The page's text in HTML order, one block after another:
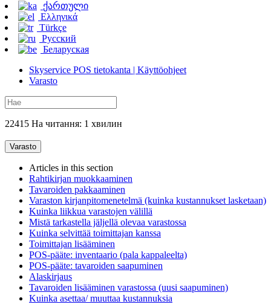
ქართული
Ελληνικά
Türkçe
Русский
Беларуская
Skyservice POS tietokanta | Käyttöohjeet
Varasto
22415 На читання: 1 хвилин
Varasto
Articles in this section
Rahtikirjan muokkaaminen
Tavaroiden pakkaaminen
Varaston kirjanpitomenetelmä (kuinka kustannukset lasketaan)
Kuinka liikkua varastojen välillä
Mistä tarkastella jäljellä olevaa varastossa
Kuinka selvittää toimittajan kanssa
Toimittajan lisääminen
POS-pääte: inventaario (pala kappaleelta)
POS-pääte: tavaroiden saapuminen
Alaskirjaus
Tavaroiden lisääminen varastossa (uusi saapuminen)
Kuinka asettaa/ muuttaa kustannuksia